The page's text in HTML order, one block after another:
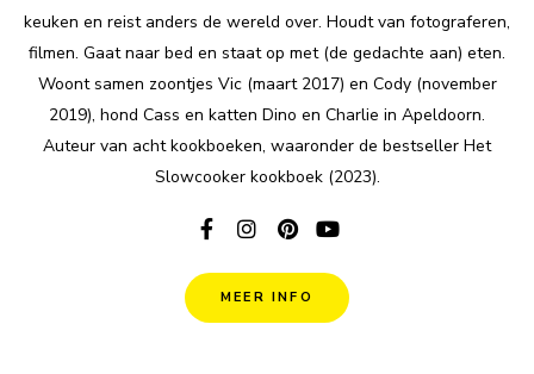
keuken en reist anders de wereld over. Houdt van fotograferen,
filmen. Gaat naar bed en staat op met (de gedachte aan) eten.
Woont samen zoontjes Vic (maart 2017) en Cody (november
2019), hond Cass en katten Dino en Charlie in Apeldoorn.
Auteur van acht kookboeken, waaronder de bestseller Het
Slowcooker kookboek (2023).
MEER INFO